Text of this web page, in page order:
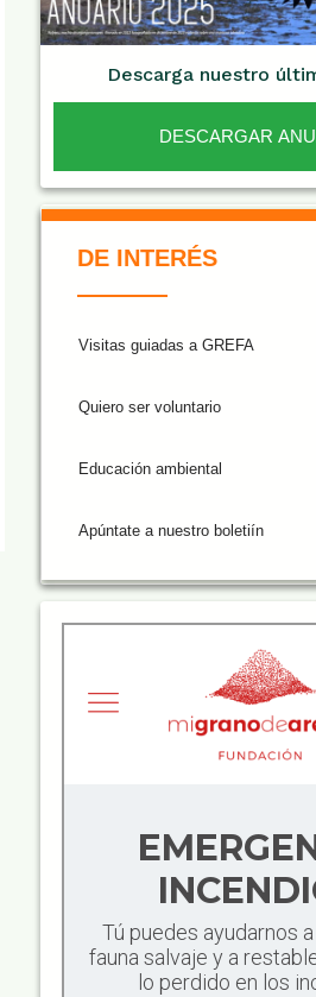
Descarga nuestro
DESCARGAR
DE INTERÉS
Visitas guiadas a GREFA
Quiero ser voluntario
Educación ambiental
Apúntate a nuestro boletiín